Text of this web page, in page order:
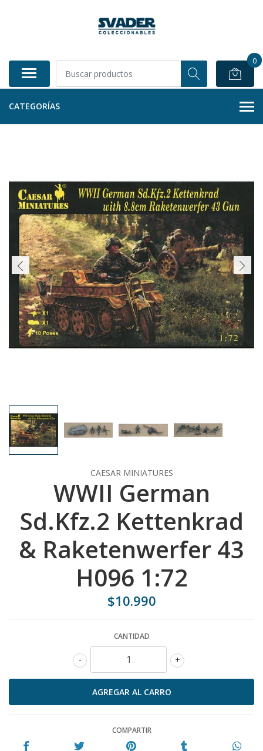
0
CATEGORÍAS
CAESAR MINIATURES
WWII German
Sd.Kfz.2 Kettenkrad
& Raketenwerfer 43
H096 1:72
$10.990
CANTIDAD
+
-
COMPARTIR